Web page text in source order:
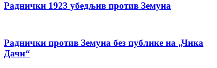
Раднички 1923 убедљив против Земуна
Раднички против Земуна без публике на „Чика
Дачи“